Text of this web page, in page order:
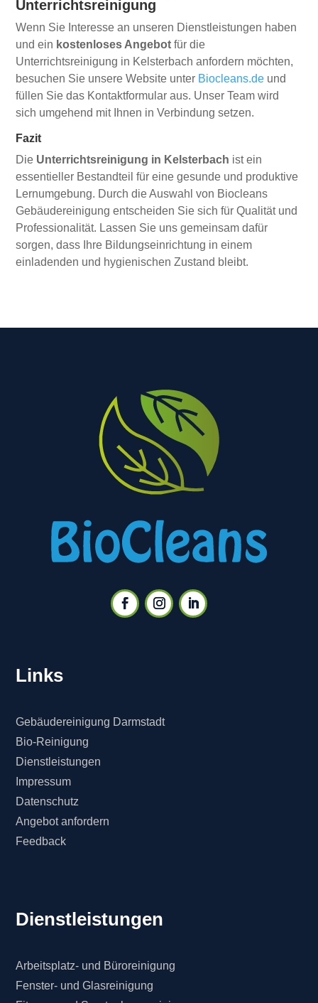
Unterrichtsreinigung
Wenn Sie Interesse an unseren Dienstleistungen haben
und ein kostenloses Angebot für die
Unterrichtsreinigung in Kelsterbach anfordern möchten,
besuchen Sie unsere Website unter Biocleans.de und
füllen Sie das Kontaktformular aus. Unser Team wird
sich umgehend mit Ihnen in Verbindung setzen.
Fazit
Die Unterrichtsreinigung in Kelsterbach ist ein
essentieller Bestandteil für eine gesunde und produktive
Lernumgebung. Durch die Auswahl von Biocleans
Gebäudereinigung entscheiden Sie sich für Qualität und
Professionalität. Lassen Sie uns gemeinsam dafür
sorgen, dass Ihre Bildungseinrichtung in einem
einladenden und hygienischen Zustand bleibt.
Links
Gebäudereinigung Darmstadt
Bio-Reinigung
Dienstleistungen
Impressum
Datenschutz
Angebot anfordern
Feedback
Dienstleistungen
Arbeitsplatz- und Büroreinigung
Fenster- und Glasreinigung